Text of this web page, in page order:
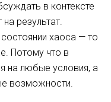
в контексте
результат.
хаоса — то
Потому что в
на любые условия, а
возможности.